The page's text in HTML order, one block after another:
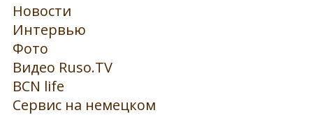
Новости
Интервью
Фото
Видео Ruso.TV
BCN life
Сервис на немецком